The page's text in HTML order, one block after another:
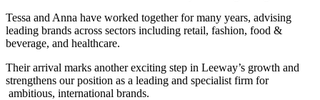
Tessa and Anna have worked together for many years, advising
leading brands across sectors including retail, fashion, food &
beverage, and healthcare.
Their arrival marks another exciting step in Leeway’s growth and
strengthens our position as a leading and specialist firm for
ambitious, international brands.